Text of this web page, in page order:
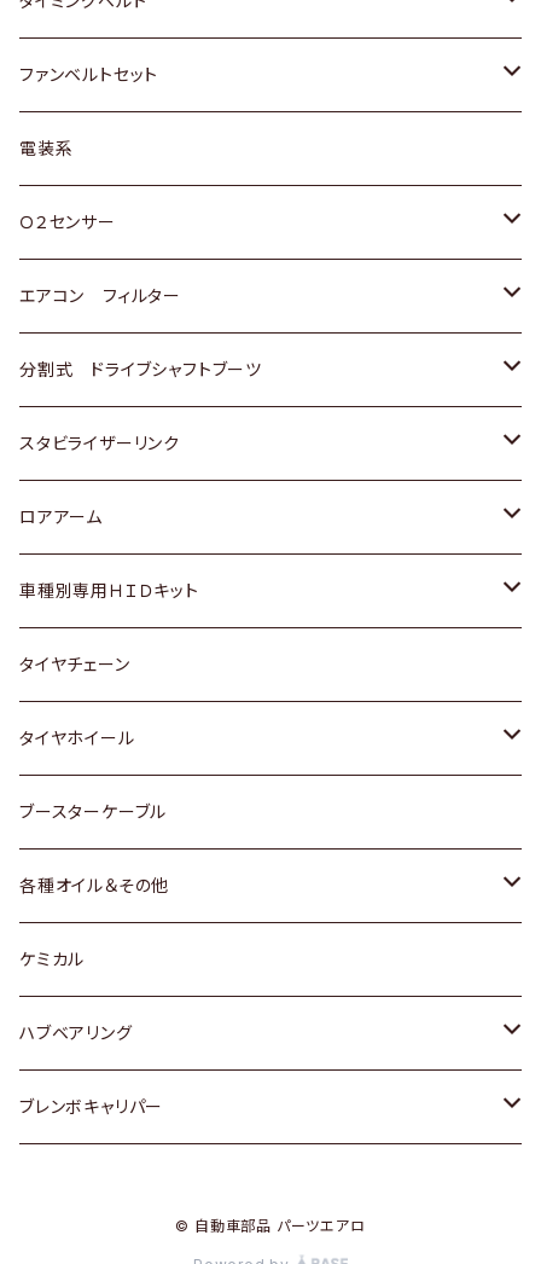
スバル
日野
マツダ
三菱
スバル
マツダ
ダイハツ
マツダ
三菱
スバル
スズキ
日産
ダイハツ
マツダ
三菱
スバル
トヨタ
スズキ
ダイハツ
三菱
スバル
ファンベルトセット
トヨタ
ホンダ
スズキ
日産
いすゞ
ダイハツ
マツダ
三菱
スバル
レクサス
電装系
Ｏ２センサー
トヨタ
ホンダ
スズキ
日産
ダイハツ
マツダ
三菱
スバル
エアコン フィルター
トヨタ
ホンダ
スズキ
日産
いすゞ
ダイハツ
マツダ
三菱
スバル
分割式 ドライブシャフトブーツ
トヨタ
ホンダ
スズキ
日産
ダイハツ
スバル
スタビライザーリンク
トヨタ
ホンダ
スズキ
日産
ダイハツ
マツダ
ロアアーム
ホンダ
スズキ
日産
ダイハツ
マツダ
スバル
車種別専用ＨＩＤキット
トヨタ
マツダ
タイヤチェーン
タイヤホイール
トヨタ
ホンダ
スズキ
日産
ダイハツ
ブースターケーブル
各種オイル＆その他
ディーデル洗浄添加剤
ケミカル
ハブベアリング
トヨタ
ブレンボキャリパー
© 自動車部品 パーツエアロ